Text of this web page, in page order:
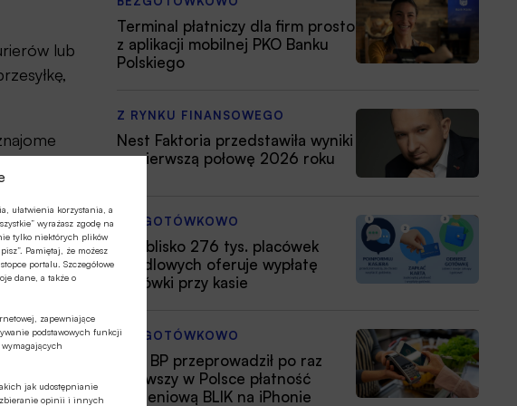
ułatwienia korzystania, a
wyrażasz zgodę na
tylko niektórych plików
Pamiętaj, że możesz
portalu. Szczegółowe
dane, a także o
zapewniające
podstawowych funkcji
jak udostępnianie
zbieranie opinii i innych
lub
o
czekają na
Terminal płatniczy dla firm prosto
z aplikacji mobilnej PKO Banku
Polskiego
Z RYNKU FINANSOWEGO
Nest Faktoria przedstawiła wyniki
za pierwszą połowę 2026 roku
BEZGOTÓWKOWO
Już blisko 276 tys. placówek
handlowych oferuje wypłatę
gotówki przy kasie
BEZGOTÓWKOWO
PKO BP przeprowadził po raz
pierwszy w Polsce płatność
zbliżeniową BLIK na iPhonie